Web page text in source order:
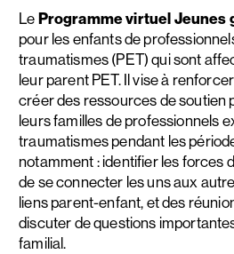
LeProgramme virtuel Jeunes
pour les enfants de
traumatismes (PET) qui sont
leur parent PET. Il vise à
créer des ressources de soutien
leurs familles de professionnels
traumatismes pendant les
notamment : identifier les forces
de se connecter les uns aux
liens parent-enfant, et des
discuter de questions
familial.